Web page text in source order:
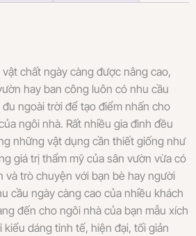
chất ngày càng được nâng cao,
hay ban công luôn có nhu cầu
ngoài trời để tạo điểm nhấn cho
ngôi nhà. Rất nhiều gia đình đều
những vật dụng cần thiết giống như
giá trị thẩm mỹ của sân vườn vừa có
và trò chuyện với bạn bè hay người
cầu ngày càng cao của nhiều khách
đến cho ngôi nhà của bạn mẫu xích
dáng tinh tế, hiện đại, tối giản